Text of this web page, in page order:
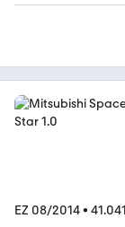
EZ 08/2014•